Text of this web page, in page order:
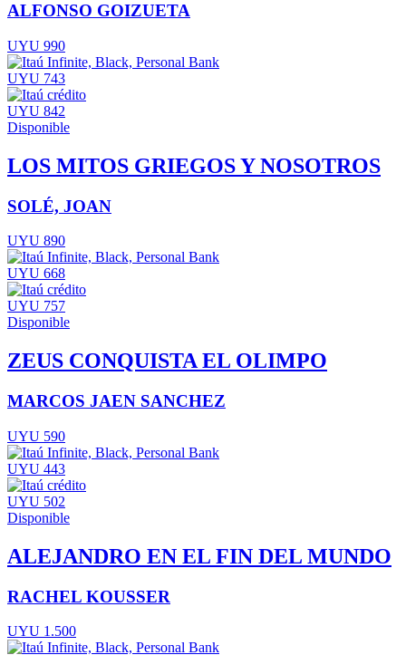
ALFONSO GOIZUETA
UYU 990
UYU 743
UYU 842
Disponible
LOS MITOS GRIEGOS Y NOSOTROS
SOLÉ, JOAN
UYU 890
UYU 668
UYU 757
Disponible
ZEUS CONQUISTA EL OLIMPO
MARCOS JAEN SANCHEZ
UYU 590
UYU 443
UYU 502
Disponible
ALEJANDRO EN EL FIN DEL MUNDO
RACHEL KOUSSER
UYU 1.500